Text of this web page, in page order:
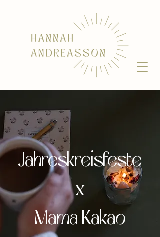
Jahreskreisfeste
x
Mama Kakao